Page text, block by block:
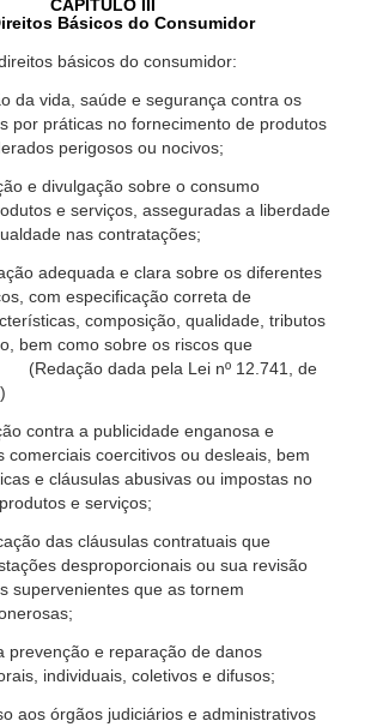
CAPÍTULO III
Básicos do Consumidor
básicos do consumidor:
da vida, saúde e segurança contra os
por práticas no fornecimento de produtos
perigosos ou nocivos;
e divulgação sobre o consumo
e serviços, asseguradas a liberdade
nas contratações;
adequada e clara sobre os diferentes
com especificação correta de
composição, qualidade, tributos
bem como sobre os riscos que
dada pela Lei nº 12.741, de
contra a publicidade enganosa e
comerciais coercitivos ou desleais, bem
e cláusulas abusivas ou impostas no
e serviços;
das cláusulas contratuais que
desproporcionais ou sua revisão
supervenientes que as tornem
prevenção e reparação de danos
individuais, coletivos e difusos;
aos órgãos judiciários e administrativos